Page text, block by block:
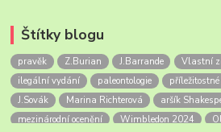
Štítky blogu
pravěk Z.Burian J.Barrande Vlastní
ilegální vydání
paleontologie
J.Sovák
Marina Richterová
aršík
mezinárodní ocenění
Wimbledon 2024